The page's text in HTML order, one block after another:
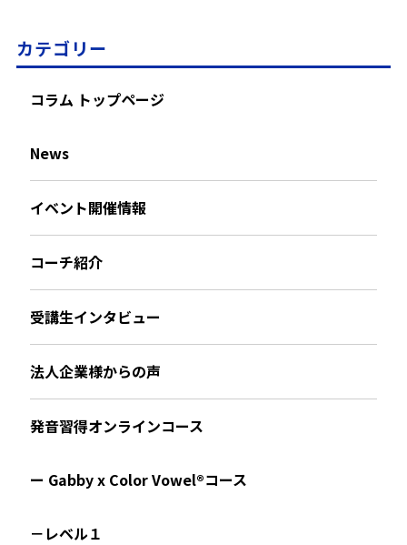
カテゴリー
コラム トップページ
News
イベント開催情報
コーチ紹介
受講生インタビュー
法人企業様からの声
発音習得オンラインコース
ー Gabby x Color Vowel®︎コース
－レベル１